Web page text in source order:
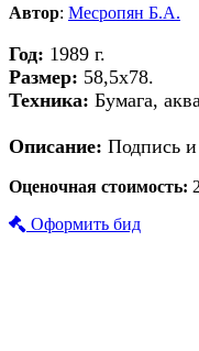
Автор: Месропян Б.А.
Год: 1989 г.
Размер: 58,5х78.
Техника: Бумага,
Описание: Подпись и
Оценочная стоимость:
Оформить бид